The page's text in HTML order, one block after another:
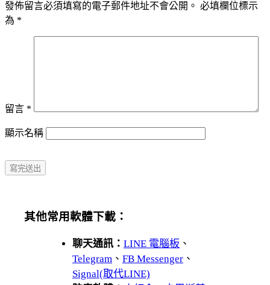
發佈留言必須填寫的電子郵件地址不會公開。 必填欄位標示
為 *
留言 *
顯示名稱
其他常用軟體下載：
聊天通訊： LINE 電腦板 、
Telegram 、 FB Messenger 、
Signal(取代LINE)